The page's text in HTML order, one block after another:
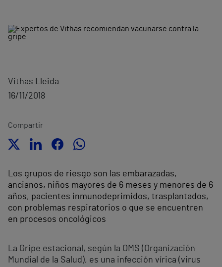
Comunicación
Vithas Lleida
16/11/2018
Compartir
Los grupos de riesgo son las embarazadas,
ancianos, niños mayores de 6 meses y menores de 6
años, pacientes inmunodeprimidos, trasplantados,
con problemas respiratorios o que se encuentren
en procesos oncológicos
La Gripe estacional, según la OMS (Organización
Mundial de la Salud), es una infección vírica (virus